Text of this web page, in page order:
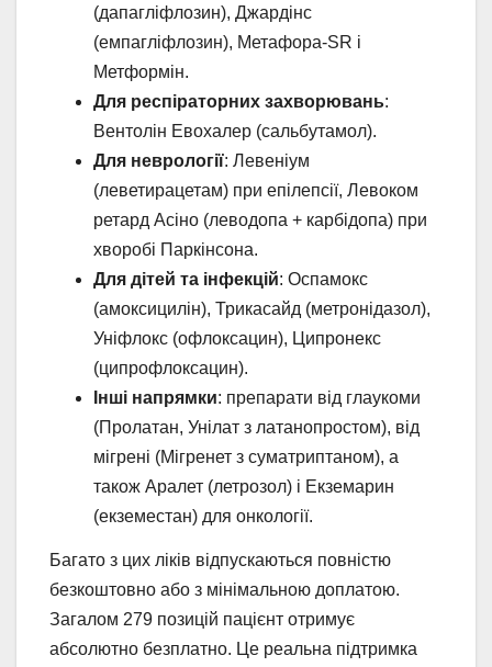
(дапагліфлозин), Джардінс
(емпагліфлозин), Метафора-SR і
Метформін.
Для респіраторних захворювань:
Вентолін Евохалер (сальбутамол).
Для неврології: Левеніум
(леветирацетам) при епілепсії, Левоком
ретард Асіно (леводопа + карбідопа) при
хворобі Паркінсона.
Для дітей та інфекцій: Оспамокс
(амоксицилін), Трикасайд (метронідазол),
Уніфлокс (офлоксацин), Ципронекс
(ципрофлоксацин).
Інші напрямки: препарати від глаукоми
(Пролатан, Унілат з латанопростом), від
мігрені (Мігренет з суматриптаном), а
також Аралет (летрозол) і Екземарин
(екземестан) для онкології.
Багато з цих ліків відпускаються повністю
безкоштовно або з мінімальною доплатою.
Загалом 279 позицій пацієнт отримує
абсолютно безплатно. Це реальна підтримка